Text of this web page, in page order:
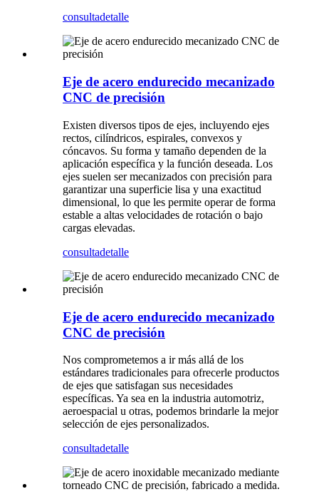
consultadetalle
Eje de acero endurecido mecanizado
CNC de precisión
Existen diversos tipos de ejes, incluyendo ejes
rectos, cilíndricos, espirales, convexos y
cóncavos. Su forma y tamaño dependen de la
aplicación específica y la función deseada. Los
ejes suelen ser mecanizados con precisión para
garantizar una superficie lisa y una exactitud
dimensional, lo que les permite operar de forma
estable a altas velocidades de rotación o bajo
cargas elevadas.
consultadetalle
Eje de acero endurecido mecanizado
CNC de precisión
Nos comprometemos a ir más allá de los
estándares tradicionales para ofrecerle productos
de ejes que satisfagan sus necesidades
específicas. Ya sea en la industria automotriz,
aeroespacial u otras, podemos brindarle la mejor
selección de ejes personalizados.
consultadetalle